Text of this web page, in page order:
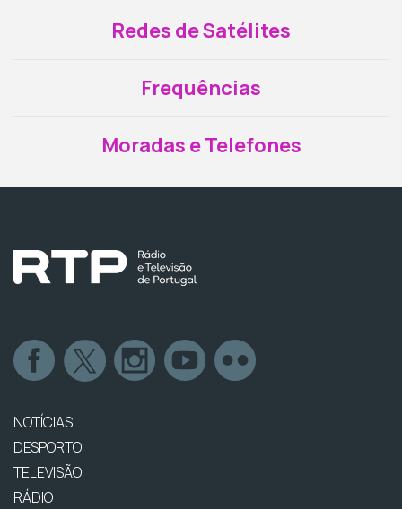
Redes de Satélites
Frequências
Moradas e Telefones
NOTÍCIAS
DESPORTO
TELEVISÃO
RÁDIO